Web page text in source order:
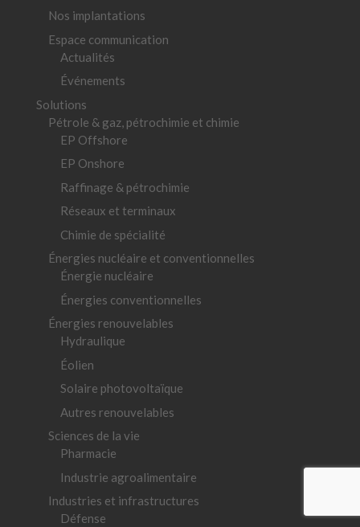
Nos implantations
Espace communication
Actualités
Événements
Solutions
Pétrole & gaz, pétrochimie et chimie
EP Offshore
EP Onshore
Raffinage & pétrochimie
Réseaux et terminaux
Chimie de spécialité
Énergies nucléaire et conventionnelles
Énergie nucléaire
Énergies conventionnelles
Énergies renouvelables
Hydraulique
Éolien
Solaire photovoltaïque
Autres renouvelables
Sciences de la vie
Pharmacie
Industrie agroalimentaire
Industries et infrastructures
Défense